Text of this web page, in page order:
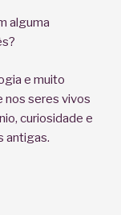
alguma
e muito
nos seres vivos
curiosidade e
antigas.